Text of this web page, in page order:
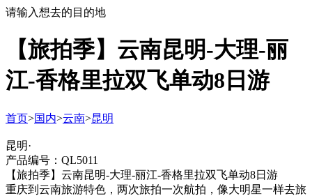
请输入想去的目的地
【旅拍季】云南昆明-大理-丽
江-香格里拉双飞单动8日游
首页>国内>云南>昆明
昆明·
产品编号：QL5011
【旅拍季】云南昆明-大理-丽江-香格里拉双飞单动8日游
重庆到云南旅游特色，两次旅拍一次航拍，像大明星一样去旅